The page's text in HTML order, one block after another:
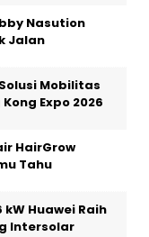
Nasution
Jalan
Mobilitas
Expo 2026
HairGrow
Tahu
Huawei Raih
Intersolar